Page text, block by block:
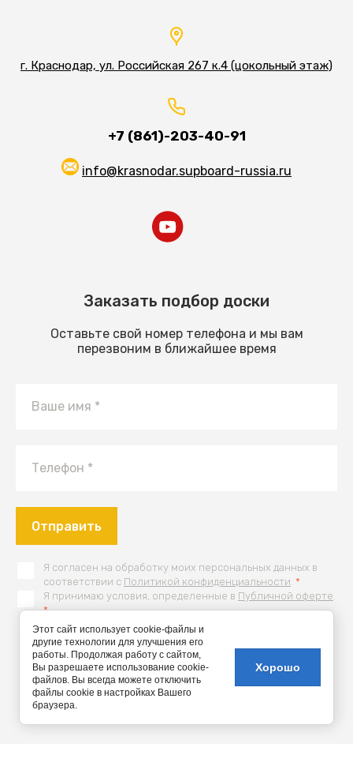
2014-2026 Supboard-russia.ru
Не является публичной офертой
г. Краснодар, ул. Российская 267 к.4 (цокольный этаж)
+7 (861)-203-40-91
info@krasnodar.supboard-russia.ru
Заказать подбор доски
Оставьте свой номер телефона и мы вам
перезвоним в ближайшее время
Я согласен на обработку моих персональных данных в
соответствии с Политикой конфиденциальности. *
Я принимаю условия, определенные в Публичной оферте.
*
Отправить
Этот сайт использует cookie-файлы и
другие технологии для улучшения его
работы. Продолжая работу с сайтом,
Вы разрешаете использование cookie-
файлов. Вы всегда можете отключить
файлы cookie в настройках Вашего
браузера.
Хорошо